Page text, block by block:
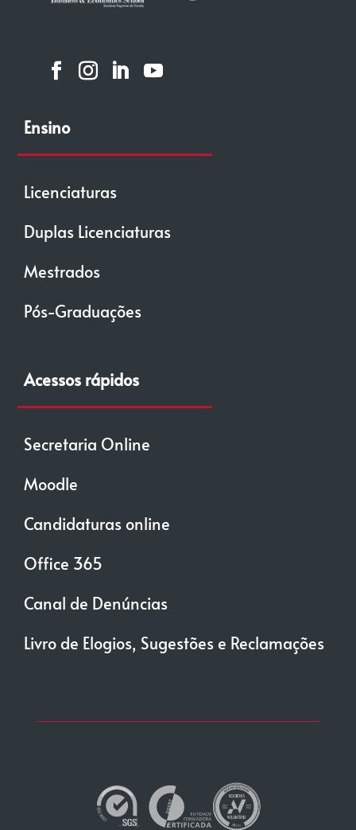
Ensino
Licenciaturas
Duplas Licenciaturas
Mestrados
Pós-Graduações
Acessos rápidos
Secretaria Online
Moodle
Candidaturas online
Office 365
Canal de Denúncias
Livro de Elogios, Sugestões e Reclamações